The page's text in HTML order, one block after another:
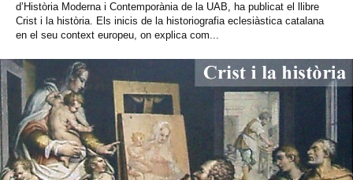
d’Història Moderna i Contemporània de la UAB, ha publicat el llibre
Crist i la història. Els inicis de la historiografia eclesiàstica catalana
en el seu context europeu, on explica com...